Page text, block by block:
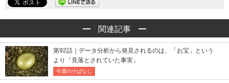
関連記事
第92話｜データ分析から発見されるのは、「お宝」という
より「見落とされていた事実」
今週の小ばなし